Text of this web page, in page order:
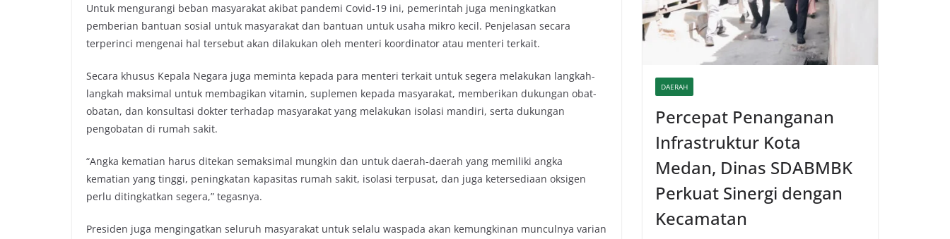
Untuk mengurangi beban masyarakat akibat pandemi Covid-19 ini, pemerintah juga meningkatkan
pemberian bantuan sosial untuk masyarakat dan bantuan untuk usaha mikro kecil. Penjelasan secara
terperinci mengenai hal tersebut akan dilakukan oleh menteri koordinator atau menteri terkait.
Secara khusus Kepala Negara juga meminta kepada para menteri terkait untuk segera melakukan langkah-
langkah maksimal untuk membagikan vitamin, suplemen kepada masyarakat, memberikan dukungan obat-
obatan, dan konsultasi dokter terhadap masyarakat yang melakukan isolasi mandiri, serta dukungan
pengobatan di rumah sakit.
“Angka kematian harus ditekan semaksimal mungkin dan untuk daerah-daerah yang memiliki angka
kematian yang tinggi, peningkatan kapasitas rumah sakit, isolasi terpusat, dan juga ketersediaan oksigen
perlu ditingkatkan segera,” tegasnya.
Presiden juga mengingatkan seluruh masyarakat untuk selalu waspada akan kemungkinan munculnya varian
DAERAH
Percepat Penanganan
Infrastruktur Kota
Medan, Dinas SDABMBK
Perkuat Sinergi dengan
Kecamatan